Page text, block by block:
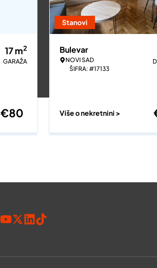
17m2
GARAŽA
€80
Stanovi
Bulevar
NOVI SAD
ŠIFRA: #17133
Više o nekretnini >